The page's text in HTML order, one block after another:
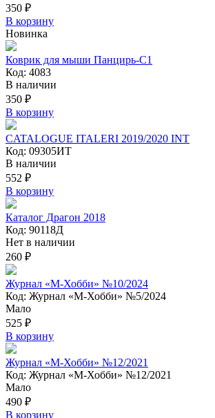
350 ₽
В корзину
Новинка
Коврик для мыши Панцирь-С1
Код: 4083
В наличии
350 ₽
В корзину
CATALOGUE ITALERI 2019/2020 INT
Код: 09305ИТ
В наличии
552 ₽
В корзину
Каталог Драгон 2018
Код: 90118Д
Нет в наличии
260 ₽
Журнал «М-Хобби» №10/2024
Код: Журнал «М-Хобби» №5/2024
Мало
525 ₽
В корзину
Журнал «М-Хобби» №12/2021
Код: Журнал «М-Хобби» №12/2021
Мало
490 ₽
В корзину